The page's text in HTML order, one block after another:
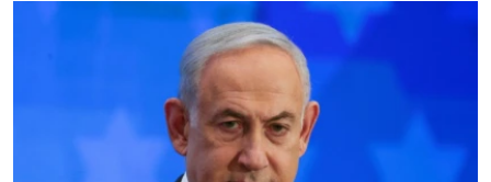
ရုပ်ရှင်ထဲက အင်္ဂလိပ်စာ
သုတပဒေသာ အင်္ဂလိပ်စာ
ရေဒီယိုနှင့်ရုပ်သံ အချက်အလက်များ
ရေဒီယို/တီဗွီအစီအစဉ်